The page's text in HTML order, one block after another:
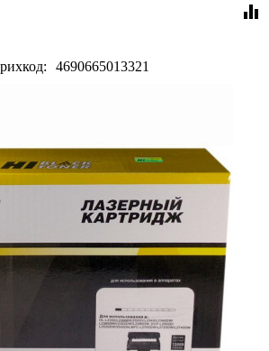
equalizer
4690665013321